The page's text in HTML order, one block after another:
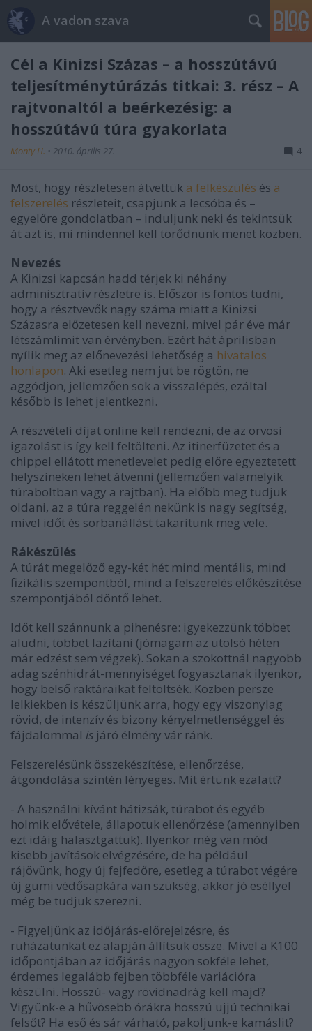
A vadon szava
Cél a Kinizsi Százas – a hosszútávú
teljesítménytúrázás titkai: 3. rész – A
rajtvonaltól a beérkezésig: a
hosszútávú túra gyakorlata
Monty H. • 2010. április 27. 4
Most, hogy részletesen átvettük a felkészülés és a
felszerelés részleteit, csapjunk a lecsóba és –
egyelőre gondolatban – induljunk neki és tekintsük
át azt is, mi mindennel kell törődnünk menet közben.
Nevezés
A Kinizsi kapcsán hadd térjek ki néhány
adminisztratív részletre is. Először is fontos tudni,
hogy a résztvevők nagy száma miatt a Kinizsi
Százasra előzetesen kell nevezni, mivel pár éve már
létszámlimit van érvényben. Ezért hát áprilisban
nyílik meg az előnevezési lehetőség a hivatalos
honlapon. Aki esetleg nem jut be rögtön, ne
aggódjon, jellemzően sok a visszalépés, ezáltal
később is lehet jelentkezni.
A részvételi díjat online kell rendezni, de az orvosi
igazolást is így kell feltölteni. Az itinerfüzetet és a
chippel ellátott menetlevelet pedig előre egyeztetett
helyszíneken lehet átvenni (jellemzően valamelyik
túraboltban vagy a rajtban). Ha előbb meg tudjuk
oldani, az a túra reggelén nekünk is nagy segítség,
mivel időt és sorbanállást takarítunk meg vele.
Rákészülés
A túrát megelőző egy-két hét mind mentális, mind
fizikális szempontból, mind a felszerelés előkészítése
szempontjából döntő lehet.
Időt kell szánnunk a pihenésre: igyekezzünk többet
aludni, többet lazítani (jómagam az utolsó héten
már edzést sem végzek). Sokan a szokottnál nagyobb
adag szénhidrát-mennyiséget fogyasztanak ilyenkor,
hogy belső raktáraikat feltöltsék. Közben persze
lelkiekben is készüljünk arra, hogy egy viszonylag
rövid, de intenzív és bizony kényelmetlenséggel és
fájdalommal is járó élmény vár ránk.
Felszerelésünk összekészítése, ellenőrzése,
átgondolása szintén lényeges. Mit értünk ezalatt?
- A használni kívánt hátizsák, túrabot és egyéb
holmik elővétele, állapotuk ellenőrzése (amennyiben
ezt idáig halasztgattuk). Ilyenkor még van mód
kisebb javítások elvégzésére, de ha például
rájövünk, hogy új fejfedőre, esetleg a túrabot végére
új gumi védősapkára van szükség, akkor jó eséllyel
még be tudjuk szerezni.
- Figyeljünk az időjárás-előrejelzésre, és
ruházatunkat ez alapján állítsuk össze. Mivel a K100
időpontjában az időjárás nagyon sokféle lehet,
érdemes legalább fejben többféle variációra
készülni. Hosszú- vagy rövidnadrág kell majd?
Vigyünk-e a hűvösebb órákra hosszú ujjú technikai
felsőt? Ha eső és sár várható, pakoljunk-e kamáslit?